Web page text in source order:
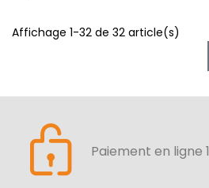
Affichage 1-32 de 32 article(s)
Paiement en ligne